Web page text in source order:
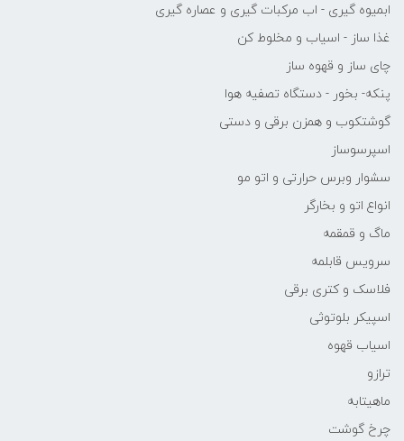
ابمیوه گیری - اب مرکبات گیری و عصاره گیری
غذا ساز - اسیاب و مخلوط کن
چای ساز و قهوه ساز
پنکه- بخور - دستگاه تصفیه هوا
گوشتکوب و همزن برقی و دستی
اسپرسوساز
سشوار وبرس حرارتی و اتو مو
انواع اتو و بخارگر
ماگ و قمقمه
سرویس قابلمه
فلاسک و کتری برقی
اسپیکر بلوتوثی
اسیاب قهوه
ترازو
ماهیتابه
چرخ گوشت